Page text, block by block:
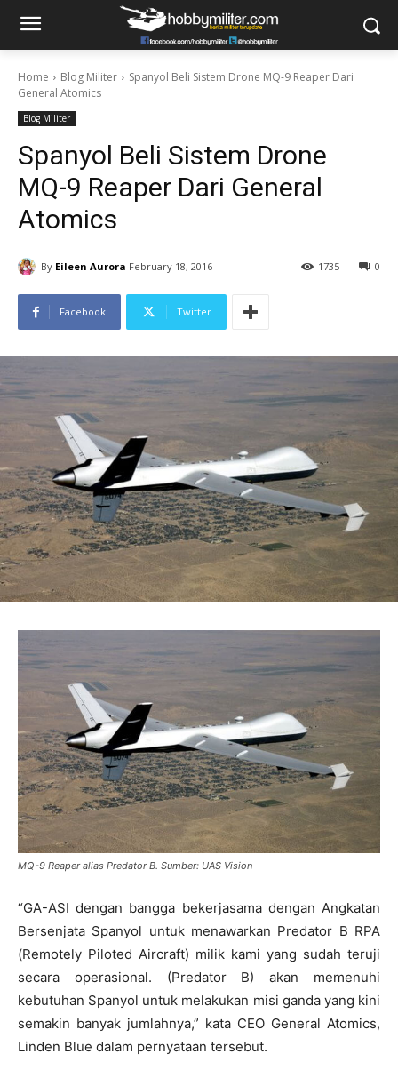
Home Blog Militer
Spanyol Beli Sistem Drone MQ-9 Reaper Dari
General Atomics
Blog Militer
Spanyol Beli Sistem Drone
MQ-9 Reaper Dari General
Atomics
By Eileen Aurora February 18, 2016 0
1735
Facebook Twitter
MQ-9 Reaper alias Predator B. Sumber: UAS Vision
“GA-ASI dengan bangga bekerjasama dengan Angkatan
Bersenjata Spanyol untuk menawarkan Predator B RPA
(Remotely Piloted Aircraft) milik kami yang sudah teruji
secara operasional. (Predator B) akan memenuhi
kebutuhan Spanyol untuk melakukan misi ganda yang kini
semakin banyak jumlahnya,” kata CEO General Atomics,
Linden Blue dalam pernyataan tersebut.